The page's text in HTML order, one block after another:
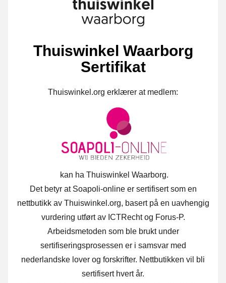
Thuiswinkel Waarborg
Sertifikat
Thuiswinkel.org erklærer at medlem:
kan ha Thuiswinkel Waarborg.
Det betyr at Soapoli-online er sertifisert som en
nettbutikk av Thuiswinkel.org, basert på en uavhengig
vurdering utført av ICTRecht og Forus-P.
Arbeidsmetoden som ble brukt under
sertifiseringsprosessen er i samsvar med
nederlandske lover og forskrifter. Nettbutikken vil bli
sertifisert hvert år.